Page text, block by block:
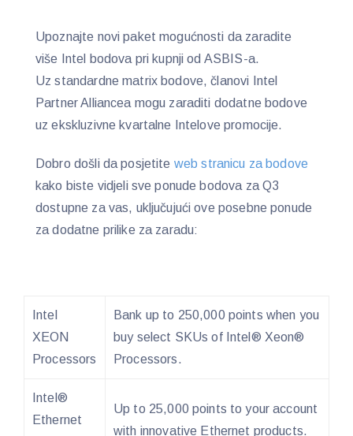
Upoznajte novi paket mogućnosti da zaradite
više Intel bodova pri kupnji od ASBIS-a.
Uz standardne matrix bodove, članovi Intel
Partner Alliancea mogu zaraditi dodatne bodove
uz ekskluzivne kvartalne Intelove promocije.
Dobro došli da posjetite web stranicu za bodove
kako biste vidjeli sve ponude bodova za Q3
dostupne za vas, uključujući ove posebne ponude
za dodatne prilike za zaradu:
Intel
XEON
Processors
Bank up to 250,000 points when you
buy select SKUs of Intel® Xeon®
Processors.
Intel®
Ethernet
Up to 25,000 points to your account
with innovative Ethernet products.